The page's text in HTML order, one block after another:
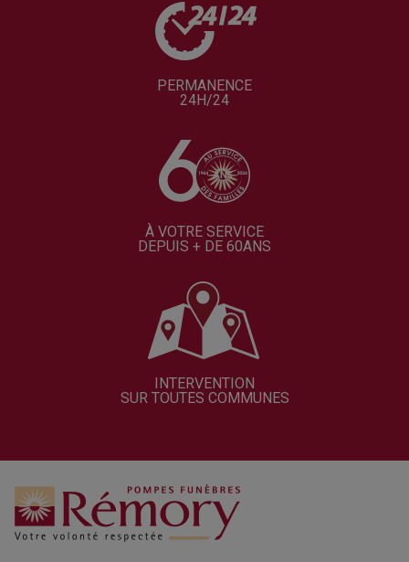
PERMANENCE
24H/24
À VOTRE SERVICE
DEPUIS + DE 60ANS
INTERVENTION
SUR TOUTES COMMUNES